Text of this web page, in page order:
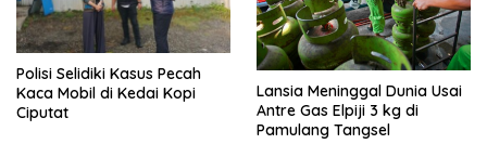
Polisi Selidiki Kasus Pecah
Kaca Mobil di Kedai Kopi
Ciputat
Lansia Meninggal Dunia Usai
Antre Gas Elpiji 3 kg di
Pamulang Tangsel